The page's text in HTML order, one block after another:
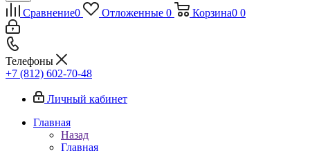
Сравнение0 Отложенные 0 Корзина0 0
Телефоны
+7 (812) 602-70-48
Личный кабинет
Главная
Назад
Главная